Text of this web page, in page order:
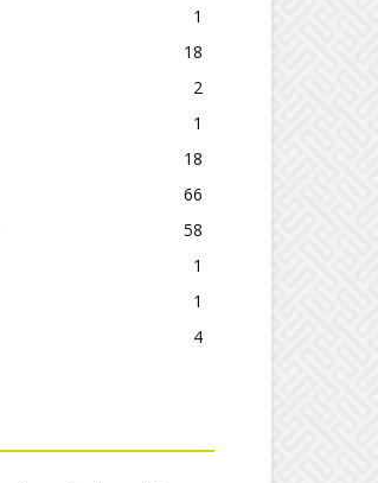
1
18
2
1
18
66
58
1
1
4